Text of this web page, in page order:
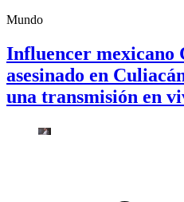
Mundo
Influencer mexicano
asesinado en
una transmisión en